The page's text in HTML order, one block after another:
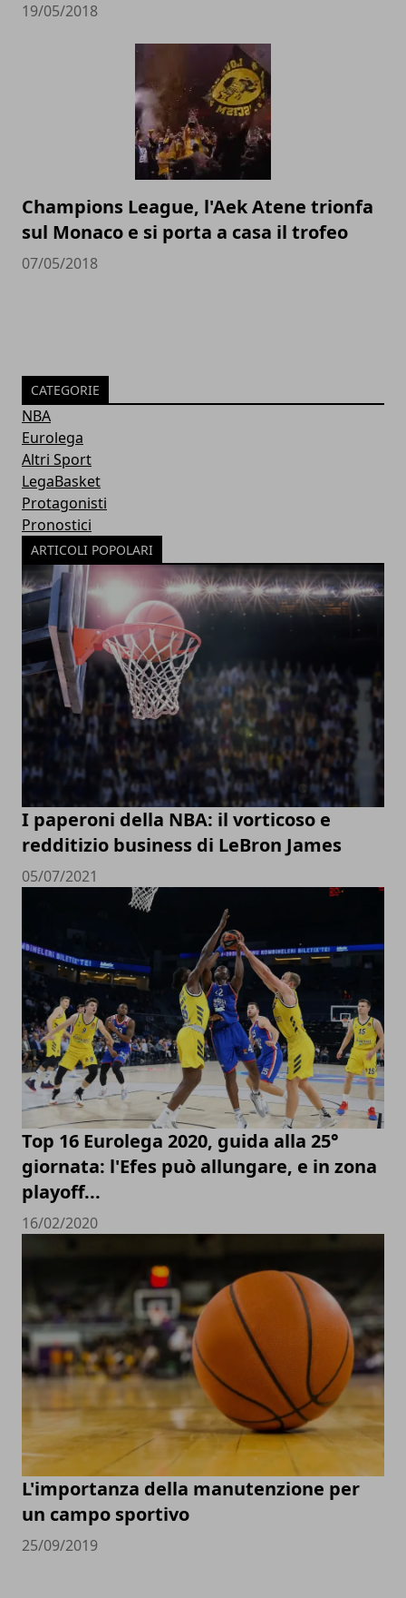
19/05/2018
Champions League, l'Aek Atene trionfa
sul Monaco e si porta a casa il trofeo
07/05/2018
CATEGORIE
NBA
Eurolega
Altri Sport
LegaBasket
Protagonisti
Pronostici
ARTICOLI POPOLARI
I paperoni della NBA: il vorticoso e
redditizio business di LeBron James
05/07/2021
Top 16 Eurolega 2020, guida alla 25°
giornata: l'Efes può allungare, e in zona
playoff...
16/02/2020
L'importanza della manutenzione per
un campo sportivo
25/09/2019